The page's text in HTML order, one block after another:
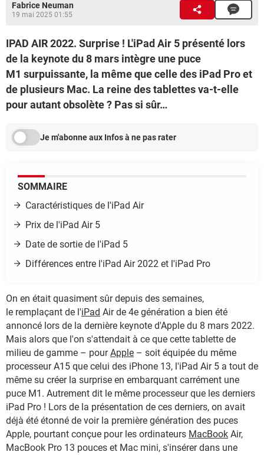
Fabrice Neuman
19 mai 2025 01:55
IPAD AIR 2022. Surprise ! L'iPad Air 5 présenté lors
de la keynote du 8 mars intègre une puce
M1 surpuissante, la même que celle des iPad Pro et
de plusieurs Mac. La reine des tablettes va-t-elle
pour autant obsolète ? Pas si sûr…
Je m'abonne aux Infos à ne pas rater
SOMMAIRE
Caractéristiques de l'iPad Air
Prix de l'iPad Air 5
Date de sortie de l'iPad 5
Différences entre l'iPad Air 2022 et l'iPad Pro
On en était quasiment sûr depuis des semaines,
le remplaçant de l'iPad Air de 4e génération a bien été
annoncé lors de la dernière keynote d'Apple du 8 mars 2022.
Mais alors que l'on s'attendait à ce que cette tablette de
milieu de gamme – pourApple – soit équipée du même
processeur A15 que celui des iPhone 13, l'iPad Air 5 a tout de
même su créer la surprise en embarquant carrément une
puce M1. Autrement dit le même processeur que les derniers
iPad Pro ! Lors de la présentation de ces derniers, on avait
déjà été étonné de voir la première génération des puces
Apple, pourtant conçue pour les ordinateurs MacBook Air,
MacBook Pro 13 pouces et Mac mini, s'insérer dans une